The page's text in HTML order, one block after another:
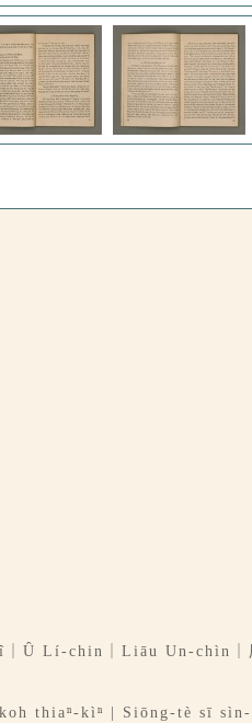
Û Lí-chin｜Liāu Un-chìn｜
thiaⁿ-kìⁿ | Siōng-tè sī